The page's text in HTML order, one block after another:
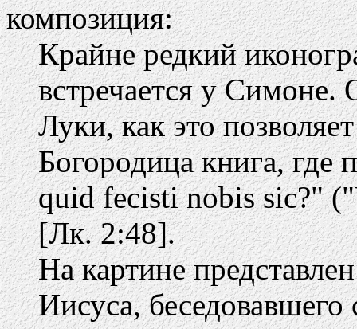
композиция:
Крайне редкий
встречается у Симоне.
Луки, как это
Богородица книга, где
quid fecisti nobis sic?"
[Лк. 2:48].
На картине
Иисуса,